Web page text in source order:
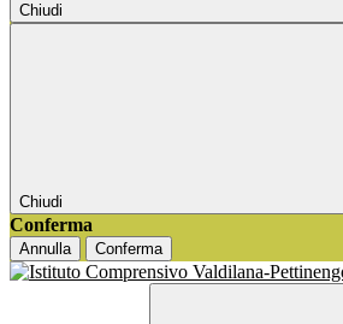
Chiudi
Chiudi
Conferma
Annulla Conferma